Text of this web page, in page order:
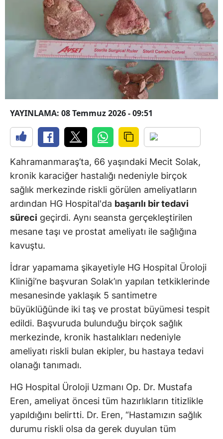
YAYINLAMA: 08 Temmuz 2026 - 09:51
Kahramanmaraş’ta, 66 yaşındaki Mecit Solak,
kronik karaciğer hastalığı nedeniyle birçok
sağlık merkezinde riskli görülen ameliyatların
ardından HG Hospital'da başarılı bir tedavi
süreci geçirdi. Aynı seansta gerçekleştirilen
mesane taşı ve prostat ameliyatı ile sağlığına
kavuştu.
İdrar yapamama şikayetiyle HG Hospital Üroloji
Kliniği’ne başvuran Solak’ın yapılan tetkiklerinde
mesanesinde yaklaşık 5 santimetre
büyüklüğünde iki taş ve prostat büyümesi tespit
edildi. Başvuruda bulunduğu birçok sağlık
merkezinde, kronik hastalıkları nedeniyle
ameliyatı riskli bulan ekipler, bu hastaya tedavi
olanağı tanımadı.
HG Hospital Üroloji Uzmanı Op. Dr. Mustafa
Eren, ameliyat öncesi tüm hazırlıkların titizlikle
yapıldığını belirtti. Dr. Eren, “Hastamızın sağlık
durumu riskli olsa da gerek duyulan tüm